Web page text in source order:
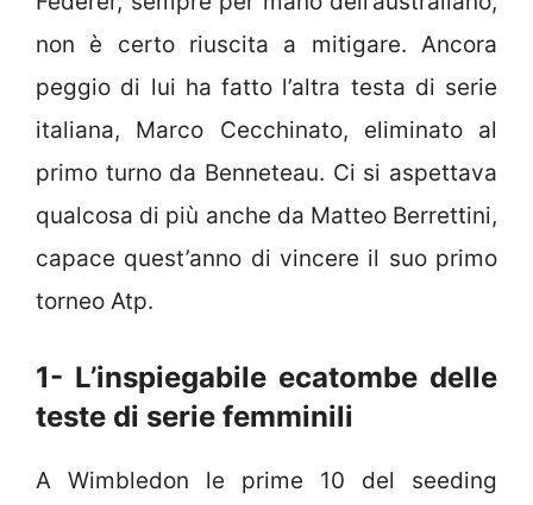
non è certo riuscita a mitigare. Ancora
peggio di lui ha fatto l’altra testa di serie
italiana, Marco Cecchinato, eliminato al
primo turno da Benneteau. Ci si aspettava
qualcosa di più anche da Matteo Berrettini,
capace quest’anno di vincere il suo primo
torneo Atp.
1- L’inspiegabile ecatombe delle
teste di serie femminili
A Wimbledon le prime 10 del seeding